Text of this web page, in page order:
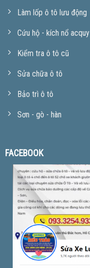
Làm lốp ô tô lưu động
Cứu hộ - kích nổ acquy
Kiểm tra ô tô cũ
Sửa chữa ô tô
Bảo trì ô tô
Sơn - gò - hàn
FACEBOOK